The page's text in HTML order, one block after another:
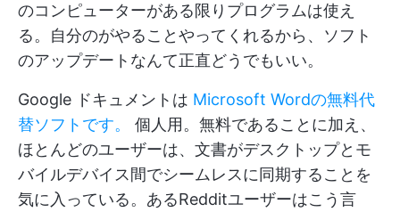
のコンピューターがある限りプログラムは使え
る。自分のがやることやってくれるから、ソフト
のアップデートなんて正直どうでもいい。
Google ドキュメントは Microsoft Wordの無料代
替ソフトです。
個人用。無料であることに加え、
ほとんどのユーザーは、文書がデスクトップとモ
バイルデバイス間でシームレスに同期することを
気に入っている。あるRedditユーザーはこう言